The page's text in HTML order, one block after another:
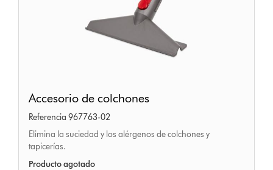
de
colchones
Accesorio de colchones
Referencia 967763-02
Elimina la suciedad y los alérgenos de colchones y
tapicerías.
Producto agotado